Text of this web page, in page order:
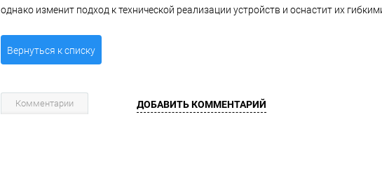
однако изменит подход к технической реализации устройств и оснастит их
Вернуться к списку
Комментарии ДОБАВИТЬ КОММЕНТАРИЙ